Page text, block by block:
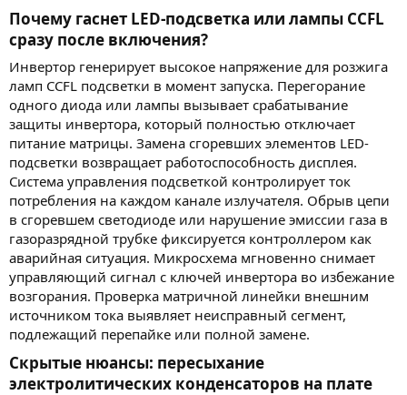
Почему гаснет LED-подсветка или лампы CCFL
сразу после включения?​
Инвертор генерирует высокое напряжение для розжига
ламп CCFL подсветки в момент запуска. Перегорание
одного диода или лампы вызывает срабатывание
защиты инвертора, который полностью отключает
питание матрицы. Замена сгоревших элементов LED-
подсветки возвращает работоспособность дисплея.
Система управления подсветкой контролирует ток
потребления на каждом канале излучателя. Обрыв цепи
в сгоревшем светодиоде или нарушение эмиссии газа в
газоразрядной трубке фиксируется контроллером как
аварийная ситуация. Микросхема мгновенно снимает
управляющий сигнал с ключей инвертора во избежание
возгорания. Проверка матричной линейки внешним
источником тока выявляет неисправный сегмент,
подлежащий перепайке или полной замене.
Скрытые нюансы: пересыхание
электролитических конденсаторов на плате​